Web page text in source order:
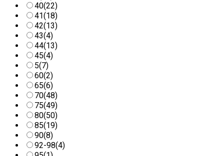
40(22)
41(18)
42(13)
43(4)
44(13)
45(4)
5(7)
60(2)
65(6)
70(48)
75(49)
80(50)
85(19)
90(8)
92-98(4)